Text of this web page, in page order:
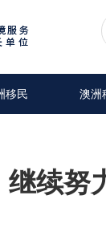
移民 澳洲
续努